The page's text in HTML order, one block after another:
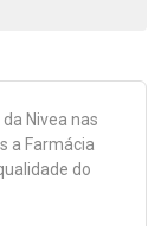
Nivea nas
a Farmácia
do